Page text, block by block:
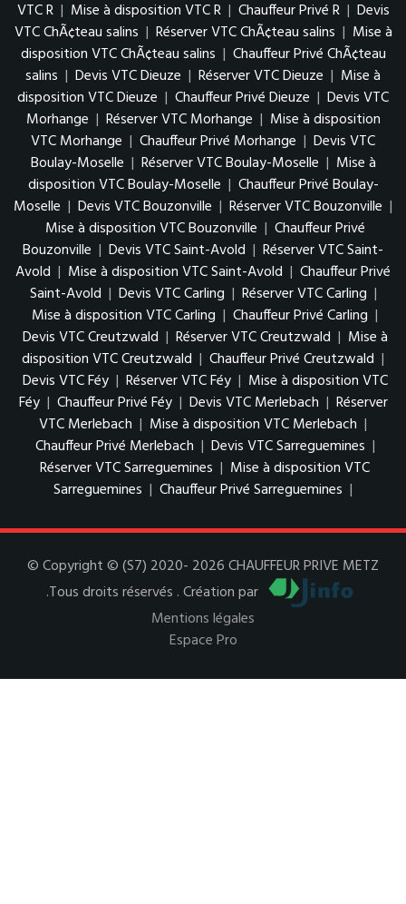
VTC R | Mise à disposition VTC R | Chauffeur Privé R | Devis
VTC ChÃ¢teau salins | Réserver VTC ChÃ¢teau salins | Mise à
disposition VTC ChÃ¢teau salins | Chauffeur Privé ChÃ¢teau
salins | Devis VTC Dieuze | Réserver VTC Dieuze | Mise à
disposition VTC Dieuze | Chauffeur Privé Dieuze | Devis VTC
Morhange | Réserver VTC Morhange | Mise à disposition
VTC Morhange | Chauffeur Privé Morhange | Devis VTC
Boulay-Moselle | Réserver VTC Boulay-Moselle | Mise à
disposition VTC Boulay-Moselle | Chauffeur Privé Boulay-
Moselle | Devis VTC Bouzonville | Réserver VTC Bouzonville |
Mise à disposition VTC Bouzonville | Chauffeur Privé
Bouzonville | Devis VTC Saint-Avold | Réserver VTC Saint-
Avold | Mise à disposition VTC Saint-Avold | Chauffeur Privé
Saint-Avold | Devis VTC Carling | Réserver VTC Carling |
Mise à disposition VTC Carling | Chauffeur Privé Carling |
Devis VTC Creutzwald | Réserver VTC Creutzwald | Mise à
disposition VTC Creutzwald | Chauffeur Privé Creutzwald |
Devis VTC Féy | Réserver VTC Féy | Mise à disposition VTC
Féy | Chauffeur Privé Féy | Devis VTC Merlebach | Réserver
VTC Merlebach | Mise à disposition VTC Merlebach |
Chauffeur Privé Merlebach | Devis VTC Sarreguemines |
Réserver VTC Sarreguemines | Mise à disposition VTC
Sarreguemines | Chauffeur Privé Sarreguemines |
© Copyright © (S7) 2020- 2026 CHAUFFEUR PRIVE METZ
.Tous droits réservés . Création par
Mentions légales
Espace Pro